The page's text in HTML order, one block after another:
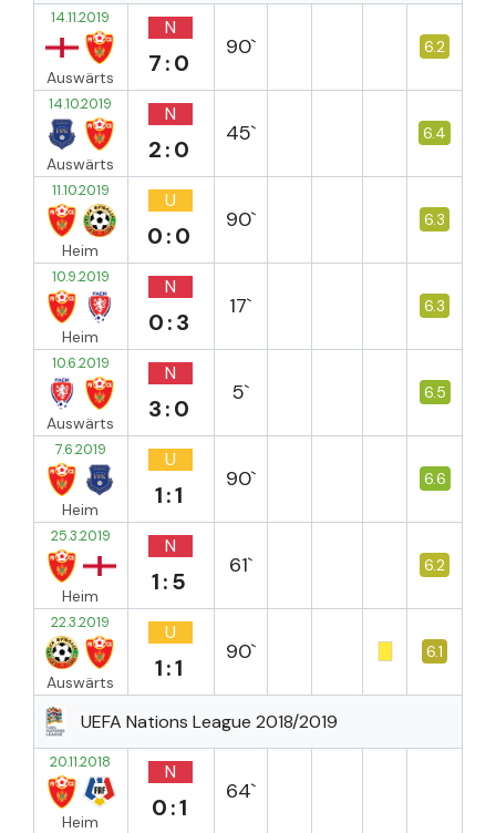
14.11.2019
Auswärts
N
7:0
90` 6.2
14.10.2019
Auswärts
N
2:0
45` 6.4
11.10.2019
Heim
U
0:0
90` 6.3
10.9.2019
Heim
N
0:3
17` 6.3
10.6.2019
Auswärts
N
3:0
5` 6.5
7.6.2019
Heim
U
1:1
90` 6.6
25.3.2019
Heim
N
1:5
61` 6.2
22.3.2019
Auswärts
U
1:1
90` 6.1
UEFA Nations League 2018/2019
20.11.2018
Heim
N
0:1
64`